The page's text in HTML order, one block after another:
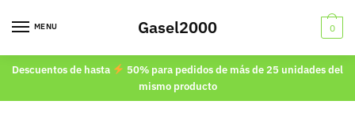
MENU Gasel2000 0
Descuentos de hasta
50% para pedidos de más de 25 unidades del
mismo producto